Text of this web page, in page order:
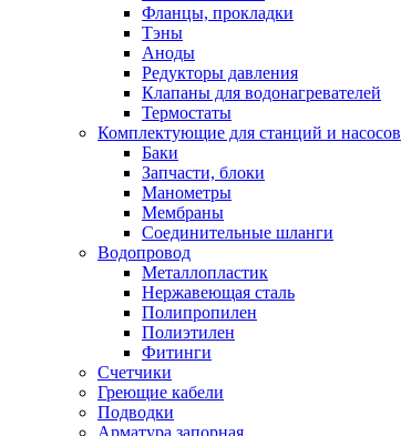
Фланцы, прокладки
Тэны
Аноды
Редукторы давления
Клапаны для водонагревателей
Термостаты
Комплектующие для станций и насосов
Баки
Запчасти, блоки
Манометры
Мембраны
Соединительные шланги
Водопровод
Металлопластик
Нержавеющая сталь
Полипропилен
Полиэтилен
Фитинги
Счетчики
Греющие кабели
Подводки
Арматура запорная